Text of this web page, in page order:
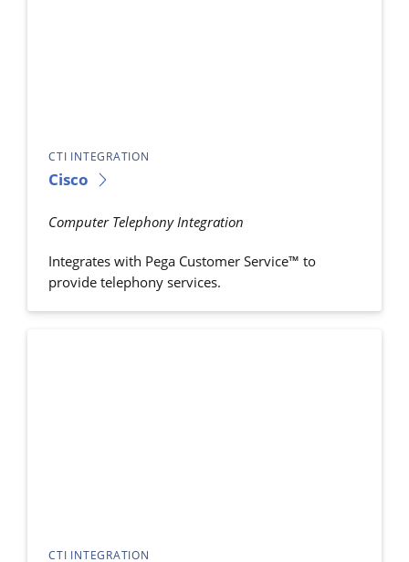
Cisco
CTI INTEGRATION
Computer Telephony Integration
Integrates with Pega Customer Service™ to
provide telephony services.
CTI INTEGRATION